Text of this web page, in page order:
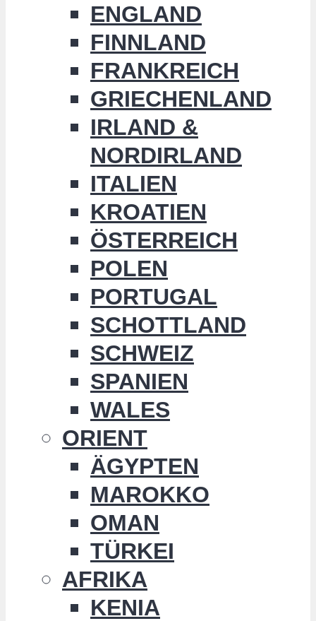
ENGLAND
FINNLAND
FRANKREICH
GRIECHENLAND
IRLAND &
NORDIRLAND
ITALIEN
KROATIEN
ÖSTERREICH
POLEN
PORTUGAL
SCHOTTLAND
SCHWEIZ
SPANIEN
WALES
ORIENT
ÄGYPTEN
MAROKKO
OMAN
TÜRKEI
AFRIKA
KENIA